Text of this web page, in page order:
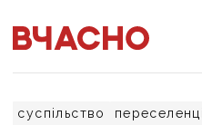
суспільство переселенці